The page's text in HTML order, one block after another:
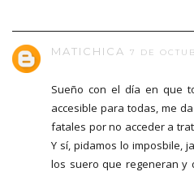
MATICHICA 7 DE
Sueño con el día en que
accesible para todas, me
fatales por no acceder a
Y sí, pidamos lo imposbile,
los suero que regeneran y